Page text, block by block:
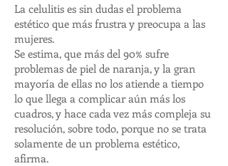
La celulitis es sin dudas el problema
estético que más frustra y preocupa a las
mujeres.
Se estima, que más del 90% sufre
problemas de piel de naranja, y la gran
mayoría de ellas no los atiende a tiempo
lo que llega a complicar aún más los
cuadros, y hace cada vez más compleja su
resolución, sobre todo, porque no se trata
solamente de un problema estético,
afirma.